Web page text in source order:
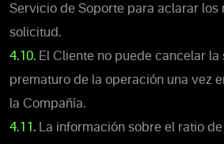
Servicio de Soporte para aclarar los
solicitud.
4.10. El Cliente no puede cancelar
prematuro de la operación una vez
la Compañía.
4.11. La información sobre el ratio